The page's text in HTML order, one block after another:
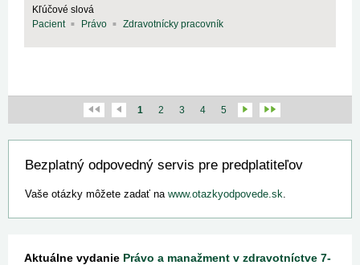
Kľúčové slová
Pacient
Právo Zdravotnícky pracovník
1 2 3 4 5
Bezplatný odpovedný servis pre predplatiteľov
Vaše otázky môžete zadať na www.otazkyodpovede.sk.
Aktuálne vydanie Právo a manažment v zdravotníctve 7-